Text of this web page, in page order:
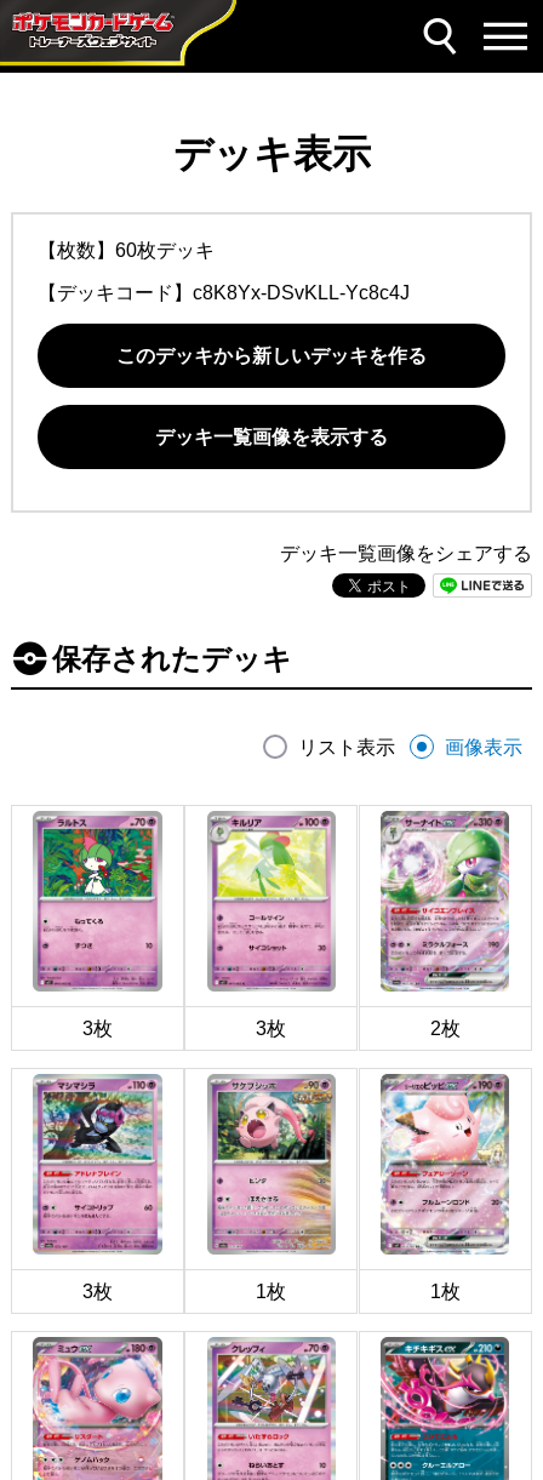
デッキ表示
【枚数】60枚デッキ
【デッキコード】 c8K8Yx-DSvKLL-Yc8c4J
このデッキから新しいデッキを作る
デッキ一覧画像を表示する
デッキ一覧画像をシェアする
保存されたデッキ
リスト表示 画像表示
3枚 3枚 2枚
3枚 1枚 1枚